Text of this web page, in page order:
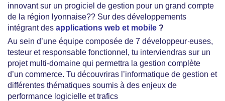
innovant sur un progiciel de gestion pour un grand compte
de la région lyonnaise?? Sur des développements
intégrant des applications web et mobile ?
Au sein d’une équipe composée de 7 développeur·euses,
testeur et responsable fonctionnel, tu interviendras sur un
projet multi-domaine qui permettra la gestion complète
d’un commerce. Tu découvriras l’informatique de gestion et
différentes thématiques soumis à des enjeux de
performance logicielle et trafics